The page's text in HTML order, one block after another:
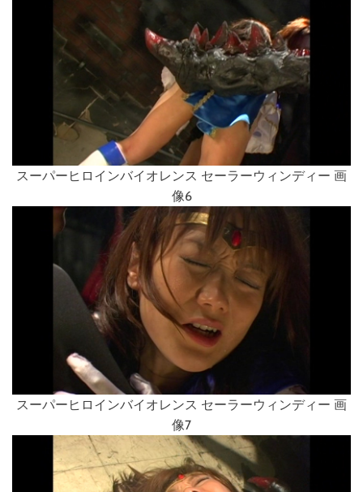
スーパーヒロインバイオレンス セーラーウィンディー 画
像6
スーパーヒロインバイオレンス セーラーウィンディー 画
像7